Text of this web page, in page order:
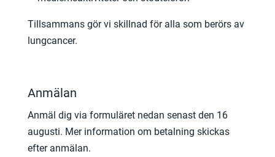
Tillsammans gör vi skillnad för alla som berörs av
lungcancer.
Anmälan
Anmäl dig via formuläret nedan senast den 16
augusti. Mer information om betalning skickas
efter anmälan.